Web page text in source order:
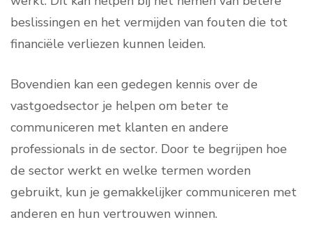
beslissingen en het vermijden van fouten die tot
financiële verliezen kunnen leiden.
Bovendien kan een gedegen kennis over de
vastgoedsector je helpen om beter te
communiceren met klanten en andere
professionals in de sector. Door te begrijpen hoe
de sector werkt en welke termen worden
gebruikt, kun je gemakkelijker communiceren met
anderen en hun vertrouwen winnen.